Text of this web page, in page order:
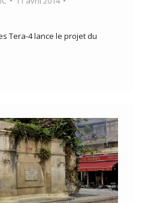
Tera-4 lance le projet du